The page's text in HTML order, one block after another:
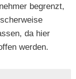
begrenzt,
da hier
werden.